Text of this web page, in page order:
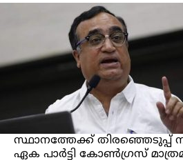
സ്ഥാനത്തേക്ക് തിരഞ്ഞെടുപ്പ്
ഏക പാർട്ടി കോൺഗ്രസ്